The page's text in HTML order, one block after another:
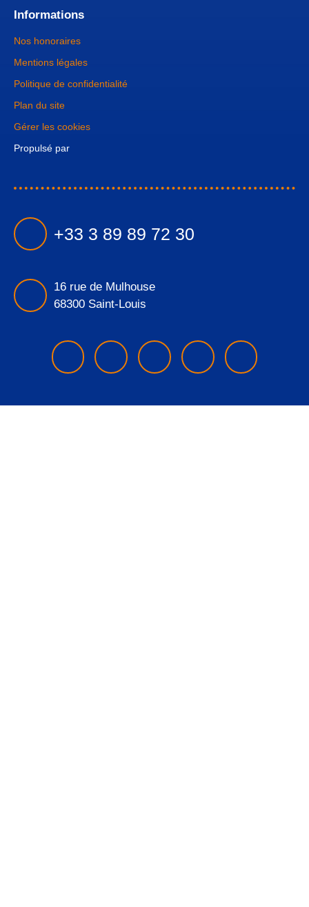
Informations
Nos honoraires
Mentions légales
Politique de confidentialité
Plan du site
Gérer les cookies
Propulsé par
+33 3 89 89 72 30
16 rue de Mulhouse
68300 Saint-Louis